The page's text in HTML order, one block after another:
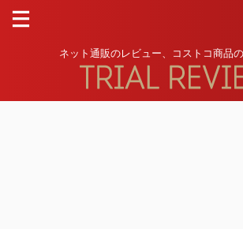
ネット通販のレビュー、コストコ商品